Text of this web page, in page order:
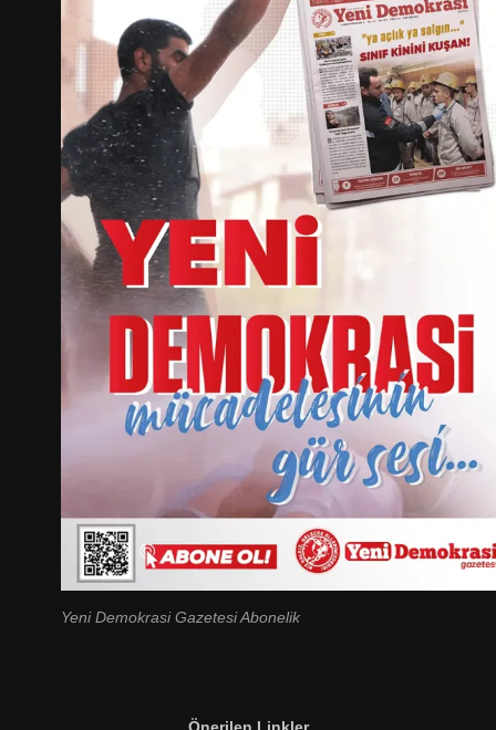
Yeni Demokrasi Gazetesi Abonelik